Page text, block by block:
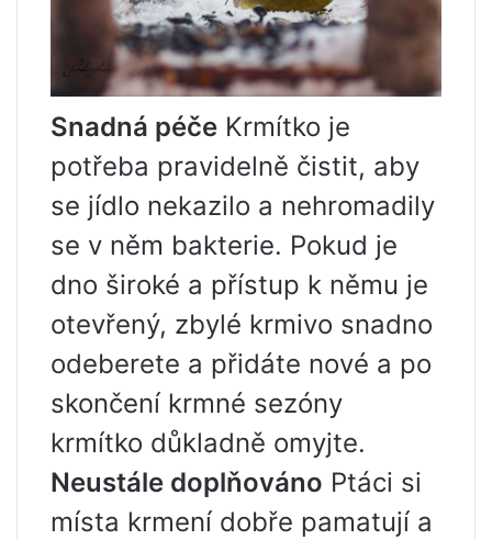
Snadná péče Krmítko je
potřeba pravidelně čistit, aby
se jídlo nekazilo a nehromadily
se v něm bakterie. Pokud je
dno široké a přístup k němu je
otevřený, zbylé krmivo snadno
odeberete a přidáte nové a po
skončení krmné sezóny
krmítko důkladně omyjte.
Neustále doplňováno Ptáci si
místa krmení dobře pamatují a